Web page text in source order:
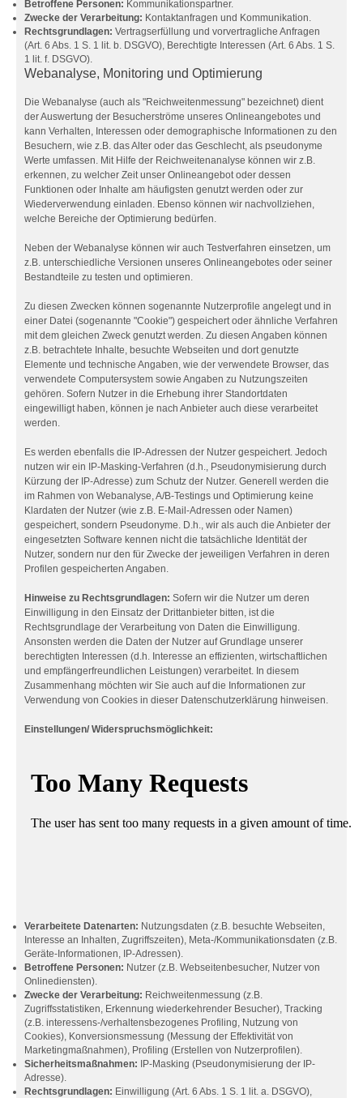
Betroffene Personen: Kommunikationspartner.
Zwecke der Verarbeitung: Kontaktanfragen und Kommunikation.
Rechtsgrundlagen: Vertragserfüllung und vorvertragliche Anfragen
(Art. 6 Abs. 1 S. 1 lit. b. DSGVO), Berechtigte Interessen (Art. 6 Abs. 1 S.
1 lit. f. DSGVO).
Webanalyse, Monitoring und Optimierung
Die Webanalyse (auch als "Reichweitenmessung" bezeichnet) dient
der Auswertung der Besucherströme unseres Onlineangebotes und
kann Verhalten, Interessen oder demographische Informationen zu den
Besuchern, wie z.B. das Alter oder das Geschlecht, als pseudonyme
Werte umfassen. Mit Hilfe der Reichweitenanalyse können wir z.B.
erkennen, zu welcher Zeit unser Onlineangebot oder dessen
Funktionen oder Inhalte am häufigsten genutzt werden oder zur
Wiederverwendung einladen. Ebenso können wir nachvollziehen,
welche Bereiche der Optimierung bedürfen.
Neben der Webanalyse können wir auch Testverfahren einsetzen, um
z.B. unterschiedliche Versionen unseres Onlineangebotes oder seiner
Bestandteile zu testen und optimieren.
Zu diesen Zwecken können sogenannte Nutzerprofile angelegt und in
einer Datei (sogenannte "Cookie") gespeichert oder ähnliche Verfahren
mit dem gleichen Zweck genutzt werden. Zu diesen Angaben können
z.B. betrachtete Inhalte, besuchte Webseiten und dort genutzte
Elemente und technische Angaben, wie der verwendete Browser, das
verwendete Computersystem sowie Angaben zu Nutzungszeiten
gehören. Sofern Nutzer in die Erhebung ihrer Standortdaten
eingewilligt haben, können je nach Anbieter auch diese verarbeitet
werden.
Es werden ebenfalls die IP-Adressen der Nutzer gespeichert. Jedoch
nutzen wir ein IP-Masking-Verfahren (d.h., Pseudonymisierung durch
Kürzung der IP-Adresse) zum Schutz der Nutzer. Generell werden die
im Rahmen von Webanalyse, A/B-Testings und Optimierung keine
Klardaten der Nutzer (wie z.B. E-Mail-Adressen oder Namen)
gespeichert, sondern Pseudonyme. D.h., wir als auch die Anbieter der
eingesetzten Software kennen nicht die tatsächliche Identität der
Nutzer, sondern nur den für Zwecke der jeweiligen Verfahren in deren
Profilen gespeicherten Angaben.
Hinweise zu Rechtsgrundlagen: Sofern wir die Nutzer um deren
Einwilligung in den Einsatz der Drittanbieter bitten, ist die
Rechtsgrundlage der Verarbeitung von Daten die Einwilligung.
Ansonsten werden die Daten der Nutzer auf Grundlage unserer
berechtigten Interessen (d.h. Interesse an effizienten, wirtschaftlichen
und empfängerfreundlichen Leistungen) verarbeitet. In diesem
Zusammenhang möchten wir Sie auch auf die Informationen zur
Verwendung von Cookies in dieser Datenschutzerklärung hinweisen.
Einstellungen/ Widerspruchsmöglichkeit:
Verarbeitete Datenarten: Nutzungsdaten (z.B. besuchte Webseiten,
Interesse an Inhalten, Zugriffszeiten), Meta-/Kommunikationsdaten (z.B.
Geräte-Informationen, IP-Adressen).
Betroffene Personen: Nutzer (z.B. Webseitenbesucher, Nutzer von
Onlinediensten).
Zwecke der Verarbeitung: Reichweitenmessung (z.B.
Zugriffsstatistiken, Erkennung wiederkehrender Besucher), Tracking
(z.B. interessens-/verhaltensbezogenes Profiling, Nutzung von
Cookies), Konversionsmessung (Messung der Effektivität von
Marketingmaßnahmen), Profiling (Erstellen von Nutzerprofilen).
Sicherheitsmaßnahmen: IP-Masking (Pseudonymisierung der IP-
Adresse).
Rechtsgrundlagen: Einwilligung (Art. 6 Abs. 1 S. 1 lit. a. DSGVO),